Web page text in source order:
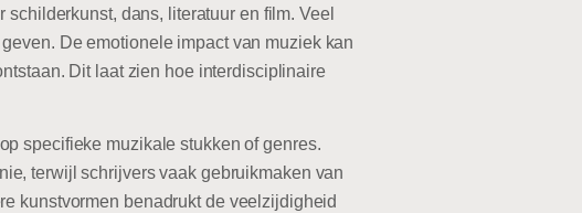
dans, literatuur en film. Veel
De emotionele impact van muziek kan
Dit laat zien hoe interdisciplinaire
specifieke muzikale stukken of genres.
terwijl schrijvers vaak gebruikmaken van
kunstvormen benadrukt de veelzijdigheid